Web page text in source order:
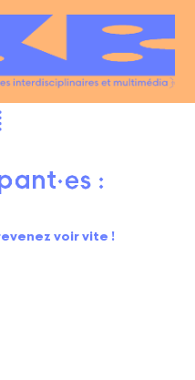
:
voir vite !